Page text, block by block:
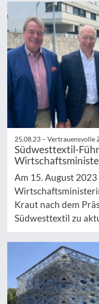
25.08.23 – Vertrauensvolle
Südwesttextil-
Am 15. August
Kraut nach dem
Südwesttextil zu